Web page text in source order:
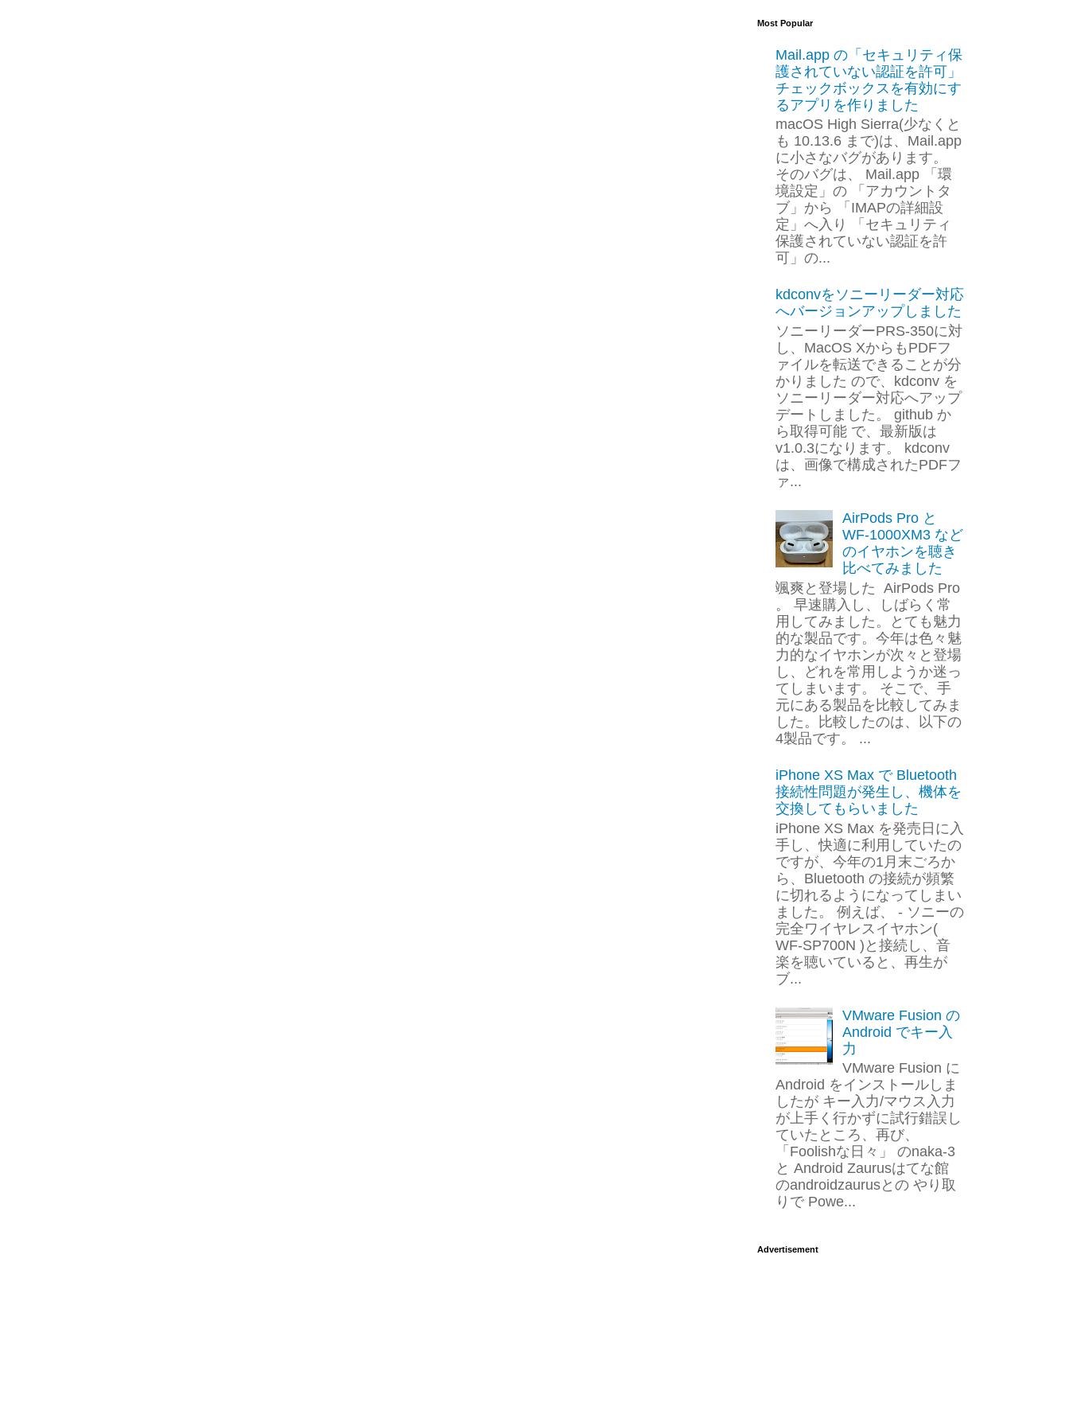
Most Popular
Mail.app の「セキュリティ保
護されていない認証を許可」
チェックボックスを有効にす
るアプリを作りました
macOS High Sierra(少なくと
も 10.13.6 まで)は、Mail.app
に小さなバグがあります。
そのバグは、 Mail.app 「環
境設定」の 「アカウントタ
ブ」から 「IMAPの詳細設
定」へ入り 「セキュリティ
保護されていない認証を許
可」の...
kdconvをソニーリーダー対応
へバージョンアップしました
ソニーリーダーPRS-350に対
し、MacOS XからもPDFフ
ァイルを転送できることが分
かりました ので、kdconv を
ソニーリーダー対応へアップ
デートしました。 github か
ら取得可能 で、最新版は
v1.0.3になります。 kdconv
は、画像で構成されたPDFフ
ァ...
AirPods Pro と
WF-1000XM3 など
のイヤホンを聴き
比べてみました
颯爽と登場した AirPods Pro
。 早速購入し、しばらく常
用してみました。とても魅力
的な製品です。今年は色々魅
力的なイヤホンが次々と登場
し、どれを常用しようか迷っ
てしまいます。 そこで、手
元にある製品を比較してみま
した。比較したのは、以下の
4製品です。 ...
iPhone XS Max で Bluetooth
接続性問題が発生し、機体を
交換してもらいました
iPhone XS Max を発売日に入
手し、快適に利用していたの
ですが、今年の1月末ごろか
ら、Bluetooth の接続が頻繁
に切れるようになってしまい
ました。 例えば、 - ソニーの
完全ワイヤレスイヤホン(
WF-SP700N )と接続し、音
楽を聴いていると、再生が
ブ...
VMware Fusion の
Android でキー入
力
VMware Fusion に
Android をインストールしま
したが キー入力/マウス入力
が上手く行かずに試行錯誤し
ていたところ、再び、
「Foolishな日々」 のnaka-3
と Android Zaurusはてな館
のandroidzaurusとの やり取
りで Powe...
Advertisement